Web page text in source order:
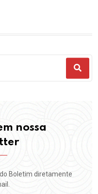
nossa
Boletim diretamente